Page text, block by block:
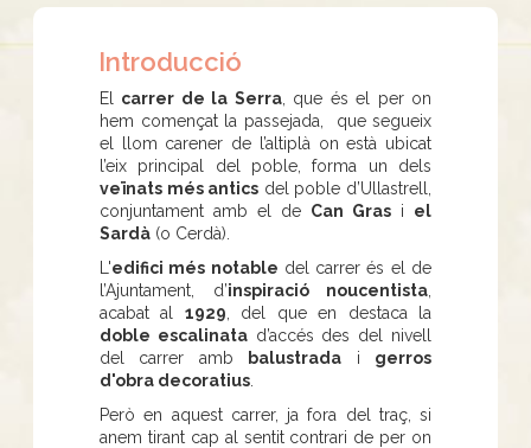
Introducció
El carrer de la Serra, que és el per on
hem començat la passejada, que segueix
el llom carener de l’altiplà on està ubicat
l’eix principal del poble, forma un dels
veïnats més antics del poble d’Ullastrell,
conjuntament amb el de Can Gras i el
Sardà (o Cerdà).
L'edifici més notable del carrer és el de
l’Ajuntament, d’inspiració noucentista
acabat al 1929 , del que en destaca la
doble escalinatad’accés des del nivell
del carrer amb
balustrada i gerros
d'obra decoratius
Però en aquest carrer, ja fora del traç, si
anem tirant cap al sentit contrari de per on